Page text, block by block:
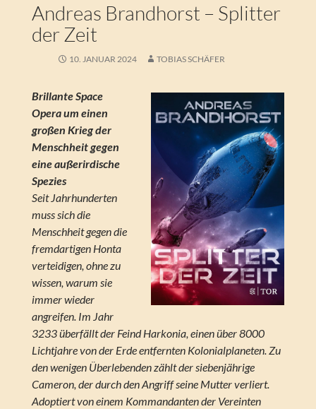
Andreas Brandhorst – Splitter
der Zeit
10. JANUAR 2024 TOBIAS SCHÄFER
Brillante Space
Opera um einen
großen Krieg der
Menschheit gegen
eine außerirdische
Spezies
Seit Jahrhunderten
muss sich die
Menschheit gegen die
fremdartigen Honta
verteidigen, ohne zu
wissen, warum sie
immer wieder
angreifen. Im Jahr
3233 überfällt der Feind Harkonia, einen über 8000
Lichtjahre von der Erde entfernten Kolonialplaneten. Zu
den wenigen Überlebenden zählt der siebenjährige
Cameron, der durch den Angriff seine Mutter verliert.
Adoptiert von einem Kommandanten der Vereinten